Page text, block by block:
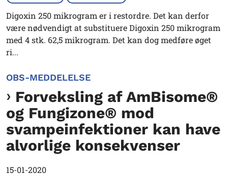
Digoxin 250 mikrogram er i restordre. Det kan derfor
være nødvendigt at substituere Digoxin 250 mikrogram
med 4 stk. 62,5 mikrogram. Det kan dog medføre øget
ri...
OBS-MEDDELELSE
Forveksling af AmBisome®
og Fungizone® mod
svampeinfektioner kan have
alvorlige konsekvenser
15-01-2020